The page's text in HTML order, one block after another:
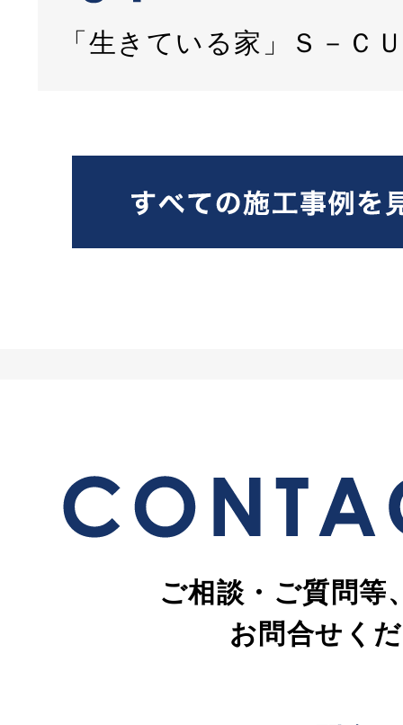
「生きている家」Ｓ－Ｃ
ご相談・ご質問等
お問合せく